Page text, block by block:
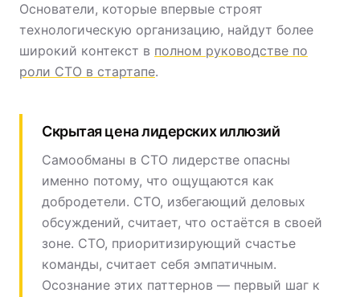
Основатели, которые впервые строят
технологическую организацию, найдут более
широкий контекст в полном руководстве по
роли CTO в стартапе.
Скрытая цена лидерских иллюзий
Самообманы в CTO лидерстве опасны
именно потому, что ощущаются как
добродетели. CTO, избегающий деловых
обсуждений, считает, что остаётся в своей
зоне. CTO, приоритизирующий счастье
команды, считает себя эмпатичным.
Осознание этих паттернов — первый шаг к